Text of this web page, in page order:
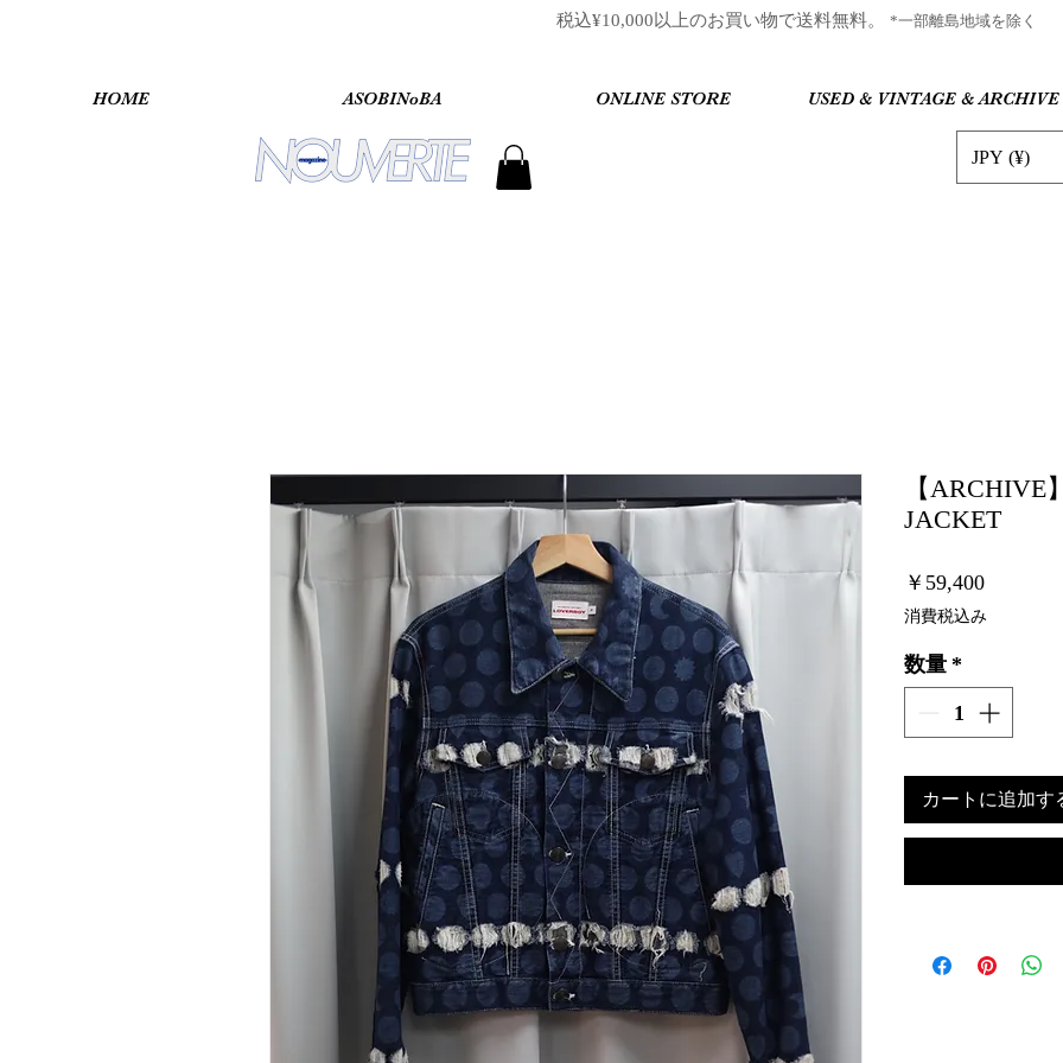
​税込¥10,000以上のお買い物で送料無料。 *一部離島地域を除く
HOME ASOBINoBA ONLINE STORE USED & VINTAGE & ARCHIVE
JPY (¥)
【ARCHIVE
JACKET
￥59,400価
格
消費税込み
数量 *
カートに追加す